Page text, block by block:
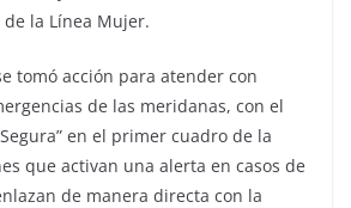
la Línea Mujer.
tomó acción para atender con
de las meridanas, con el
en el primer cuadro de la
que activan una alerta en casos de
de manera directa con la